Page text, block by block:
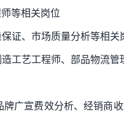
等相关岗位
证、市场质量分析等相关
工艺工程师、部品物流管
广宣费效分析、经销商